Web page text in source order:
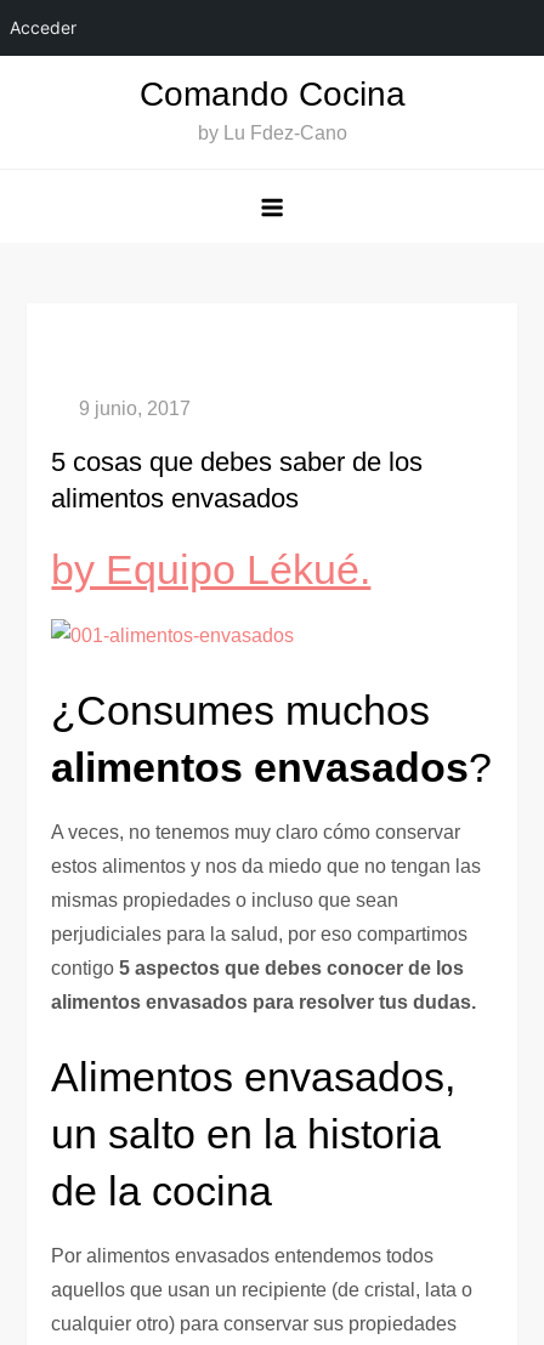
Acceder
Comando Cocina
by Lu Fdez-Cano
5 cosas que debes saber de los
alimentos envasados
by Equipo Lékué.
¿Consumes muchos
alimentos envasados?
A veces, no tenemos muy claro cómo conservar
estos alimentos y nos da miedo que no tengan las
mismas propiedades o incluso que sean
perjudiciales para la salud, por eso compartimos
contigo5 aspectos que debes conocer de los
alimentos envasados para resolver tus dudas.
Alimentos envasados,
un salto en la historia
de la cocina
Por alimentos envasados entendemos todos
aquellos que usan un recipiente (de cristal, lata o
cualquier otro) para conservar sus propiedades